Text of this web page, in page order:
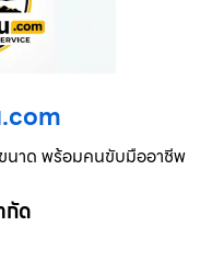
.com
ขนาด พร้อมคนขับมืออาชีพ
กัด